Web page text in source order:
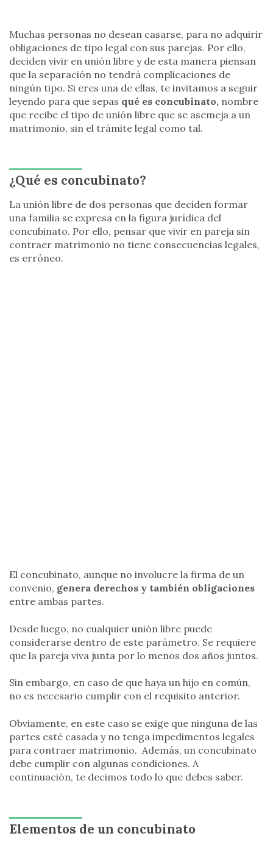
Muchas personas no desean casarse, para no adquirir
obligaciones de tipo legal con sus parejas. Por ello,
deciden vivir en unión libre y de esta manera piensan
que la separación no tendrá complicaciones de
ningún tipo. Si eres una de ellas, te invitamos a seguir
leyendo para que sepas qué es concubinato, nombre
que recibe el tipo de unión libre que se asemeja a un
matrimonio, sin el trámite legal como tal.
¿Qué es concubinato?
La unión libre de dos personas que deciden formar
una familia se expresa en la figura jurídica del
concubinato. Por ello, pensar que vivir en pareja sin
contraer matrimonio no tiene consecuencias legales,
es erróneo.
El concubinato, aunque no involucre la firma de un
convenio, genera derechos y también obligaciones
entre ambas partes.
Desde luego, no cualquier unión libre puede
considerarse dentro de este parámetro. Se requiere
que la pareja viva junta por lo menos dos años juntos.
Sin embargo, en caso de que haya un hijo en común,
no es necesario cumplir con el requisito anterior.
Obviamente, en este caso se exige que ninguna de las
partes esté casada y no tenga impedimentos legales
para contraer matrimonio. Además, un concubinato
debe cumplir con algunas condiciones. A
continuación, te decimos todo lo que debes saber.
Elementos de un concubinato